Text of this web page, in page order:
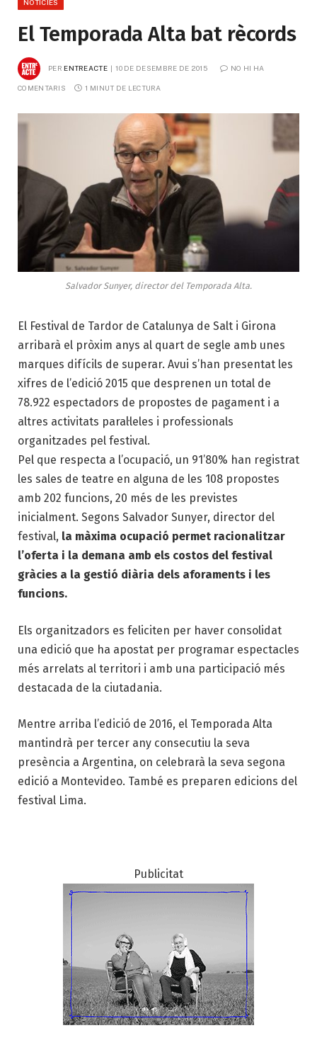
NOTÍCIES
El Temporada Alta bat rècords
PER ENTREACTE 10 DE DESEMBRE DE 2015 NO HI HA
COMENTARIS 1 MINUT DE LECTURA
Salvador Sunyer, director del Temporada Alta.
El Festival de Tardor de Catalunya de Salt i Girona
arribarà el pròxim anys al quart de segle amb unes
marques difícils de superar. Avui s’han presentat les
xifres de l’edició 2015 que desprenen un total de
78.922 espectadors de propostes de pagament i a
altres activitats paral·leles i professionals
organitzades pel festival.
Pel que respecta a l’ocupació, un 91’80% han registrat
les sales de teatre en alguna de les 108 propostes
amb 202 funcions, 20 més de les previstes
inicialment. Segons Salvador Sunyer, director del
festival, la màxima ocupació permet racionalitzar
l’oferta i la demana amb els costos del festival
gràcies a la gestió diària dels aforaments i les
funcions.
Els organitzadors es feliciten per haver consolidat
una edició que ha apostat per programar espectacles
més arrelats al territori i amb una participació més
destacada de la ciutadania.
Mentre arriba l’edició de 2016, el Temporada Alta
mantindrà per tercer any consecutiu la seva
presència a Argentina, on celebrarà la seva segona
edició a Montevideo. També es preparen edicions del
festival Lima.
Publicitat